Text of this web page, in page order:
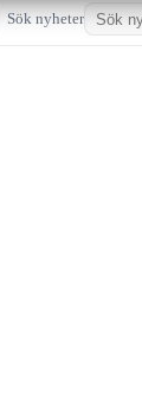
Sök nyheter